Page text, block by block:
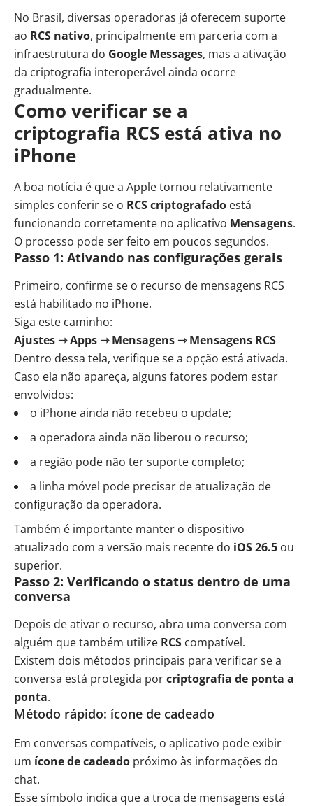
No Brasil, diversas operadoras já oferecem suporte
ao RCS nativo, principalmente em parceria com a
infraestrutura do Google Messages, mas a ativação
da criptografia interoperável ainda ocorre
gradualmente.
Como verificar se a
criptografia RCS está ativa no
iPhone
A boa notícia é que a Apple tornou relativamente
simples conferir se o RCS criptografado está
funcionando corretamente no aplicativo Mensagens.
O processo pode ser feito em poucos segundos.
Passo 1: Ativando nas configurações gerais
Primeiro, confirme se o recurso de mensagens RCS
está habilitado no iPhone.
Siga este caminho:
Ajustes ⇾ Apps ⇾ Mensagens ⇾ Mensagens RCS
Dentro dessa tela, verifique se a opção está ativada.
Caso ela não apareça, alguns fatores podem estar
envolvidos:
o iPhone ainda não recebeu o update;
a operadora ainda não liberou o recurso;
a região pode não ter suporte completo;
a linha móvel pode precisar de atualização de
configuração da operadora.
Também é importante manter o dispositivo
atualizado com a versão mais recente do iOS 26.5 ou
superior.
Passo 2: Verificando o status dentro de uma
conversa
Depois de ativar o recurso, abra uma conversa com
alguém que também utilize RCS compatível.
Existem dois métodos principais para verificar se a
conversa está protegida porcriptografia de ponta a
ponta.
Método rápido: ícone de cadeado
Em conversas compatíveis, o aplicativo pode exibir
um ícone de cadeado próximo às informações do
chat.
Esse símbolo indica que a troca de mensagens está